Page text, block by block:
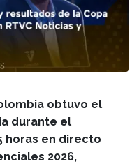
obtuvo el
durante el
horas en directo
2026,